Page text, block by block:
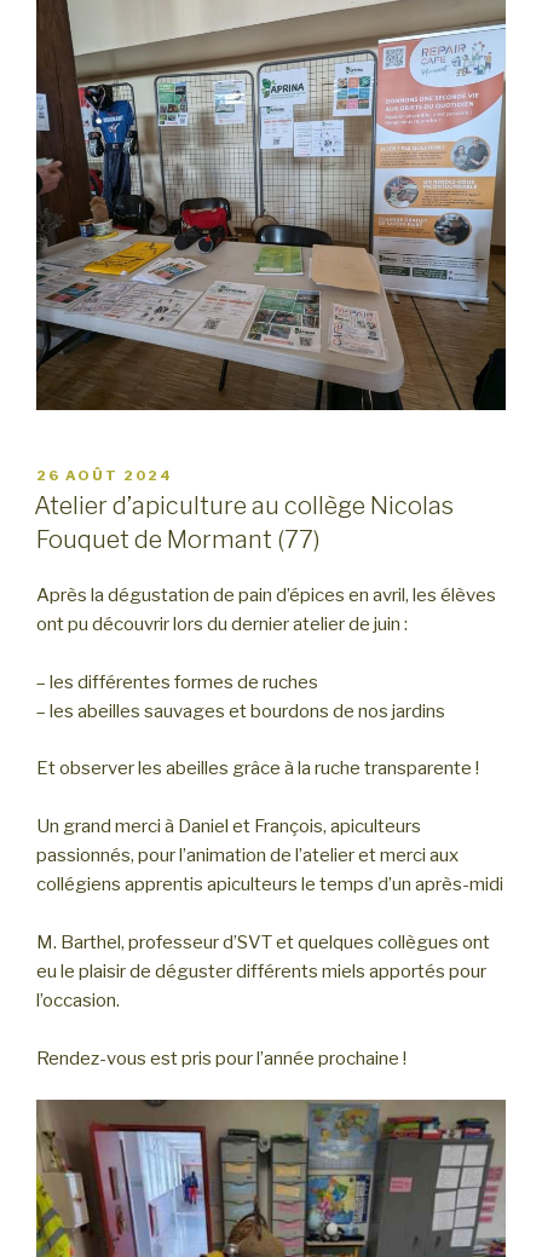
PUBLIÉ
LE
26 AOÛT 2024
Atelier d’apiculture au collège Nicolas
Fouquet de Mormant (77)
Après la dégustation de pain d’épices en avril, les élèves
ont pu découvrir lors du dernier atelier de juin :
– les différentes formes de ruches
– les abeilles sauvages et bourdons de nos jardins
Et observer les abeilles grâce à la ruche transparente !
Un grand merci à Daniel et François, apiculteurs
passionnés, pour l’animation de l’atelier et merci aux
collégiens apprentis apiculteurs le temps d’un après-midi
M. Barthel, professeur d’SVT et quelques collègues ont
eu le plaisir de déguster différents miels apportés pour
l’occasion.
Rendez-vous est pris pour l’année prochaine !